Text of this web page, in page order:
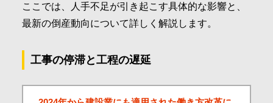
ここでは、人手不足が引き起こす具体的な影響と、
最新の倒産動向について詳しく解説します。
工事の停滞と工程の遅延